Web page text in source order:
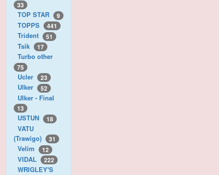
33
TOP STAR 9
TOPPS 441
Trident 51
Tsik 17
Turbo other
75
Ucler 23
Ulker 52
Ulker - Final
13
USTUN 18
VATU
(Trawigo)
31
Velim 12
VIDAL 222
WRIGLEY'S